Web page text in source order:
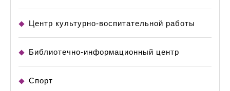
Центр культурно-воспитательной работы
Библиотечно-информационный центр
Спорт